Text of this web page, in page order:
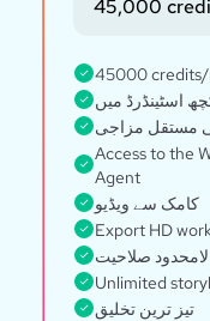
45,000
45000
اسٹینڈرڈ میں
مستقل مزاجی
Access to the
Agent
کامک سے ویڈیو
Export HD
صلاحیت
Unlimited
تیز ترین تخلیق